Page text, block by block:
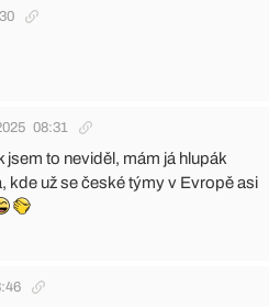
08:31
to neviděl, mám já hlupák
kde už se české týmy v Evropě asi